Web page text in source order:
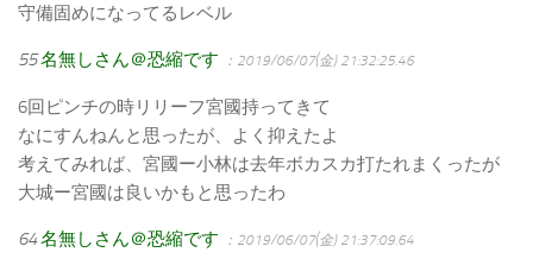
守備固めになってるレベル
55名無しさん＠恐縮です ：2019/06/07(金) 21:32:25.46
6回ピンチの時リリーフ宮國持ってきて
なにすんねんと思ったが、よく抑えたよ
考えてみれば、宮國ー小林は去年ボカスカ打たれまくったが
大城ー宮國は良いかもと思ったわ
64名無しさん＠恐縮です ：2019/06/07(金) 21:37:09.64